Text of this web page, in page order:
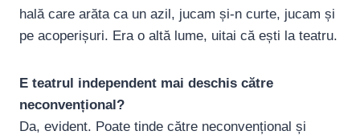
hală care arăta ca un azil, jucam și-n curte, jucam și
pe acoperișuri. Era o altă lume, uitai că ești la teatru.
E teatrul independent mai deschis către
neconvențional?
Da, evident. Poate tinde către neconvențional și